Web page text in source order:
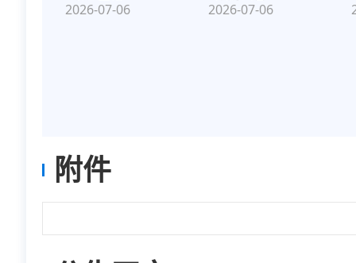
2026-07-06
2026-07-06
附件